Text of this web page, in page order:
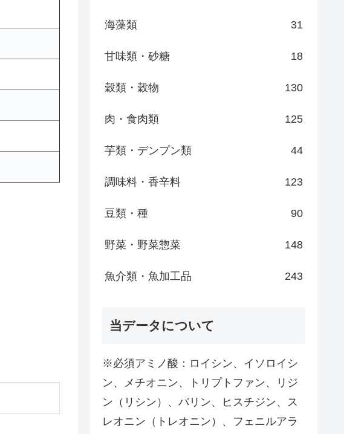
海藻類 31
甘味類・砂糖 18
穀類・穀物 130
肉・食肉類 125
芋類・デンプン類 44
調味料・香辛料 123
豆類・種 90
野菜・野菜惣菜 148
魚介類・魚加工品 243
当データについて
※必須アミノ酸：ロイシン、イソロイシ
ン、メチオニン、トリプトファン、リジ
ン（リシン）、バリン、ヒスチジン、ス
レオニン（トレオニン）、フェニルアラ